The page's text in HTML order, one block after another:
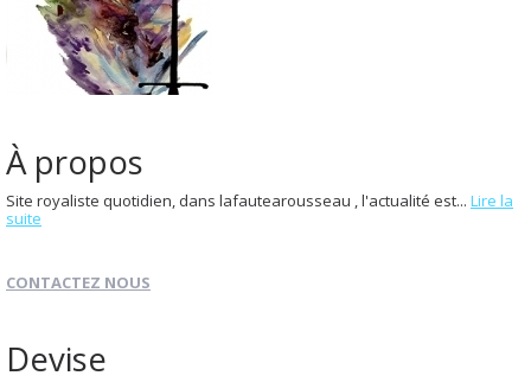
À propos
Site royaliste quotidien, dans lafautearousseau , l'actualité est... Lire la
suite
CONTACTEZ NOUS
Devise